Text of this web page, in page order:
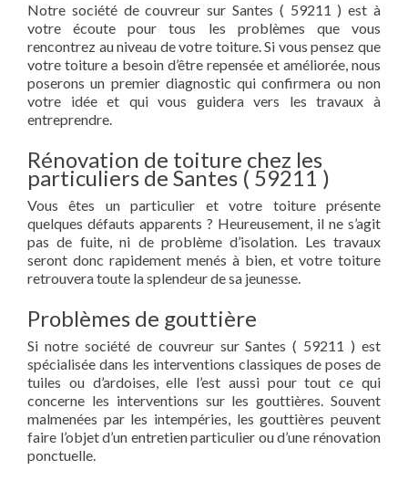
Notre société de couvreur sur Santes ( 59211 ) est à
votre écoute pour tous les problèmes que vous
rencontrez au niveau de votre toiture. Si vous pensez que
votre toiture a besoin d’être repensée et améliorée, nous
poserons un premier diagnostic qui confirmera ou non
votre idée et qui vous guidera vers les travaux à
entreprendre.
Rénovation de toiture chez les
particuliers de Santes ( 59211 )
Vous êtes un particulier et votre toiture présente
quelques défauts apparents ? Heureusement, il ne s’agit
pas de fuite, ni de problème d’isolation. Les travaux
seront donc rapidement menés à bien, et votre toiture
retrouvera toute la splendeur de sa jeunesse.
Problèmes de gouttière
Si notre société de couvreur sur Santes ( 59211 ) est
spécialisée dans les interventions classiques de poses de
tuiles ou d’ardoises, elle l’est aussi pour tout ce qui
concerne les interventions sur les gouttières. Souvent
malmenées par les intempéries, les gouttières peuvent
faire l’objet d’un entretien particulier ou d’une rénovation
ponctuelle.